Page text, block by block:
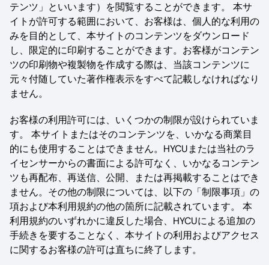
テンツ」といいます）を閲覧することができます。 本サ
イトが許可する範囲において、お客様は、個人的な利用の
みを目的として、本サイトのコンテンツをダウンロード
し、限定的に印刷することができます。お客様がコンテン
ツの印刷物や複製物を作成する際は、当該コンテンツに
元々付随していた著作権表示をすべて記載しなければなり
ません。
お客様の利用許可には、いくつかの制限が設けられていま
す。 本サイトまたはそのコンテンツを、いかなる商業目
的にも使用することはできません。HYCUまたは当社のラ
イセンサーからの書面による許可なく、いかなるコンテン
ツも再配布、再送信、公開、または再掲載することはでき
ません。その他の制限については、以下の「制限事項」の
項および本利用規約の他の箇所に記載されています。 本
利用規約のいずれかに違反した場合、HYCUによる追加の
手続きを要することなく、本サイトの利用およびアクセス
に関するお客様の許可は直ちに終了します。‍